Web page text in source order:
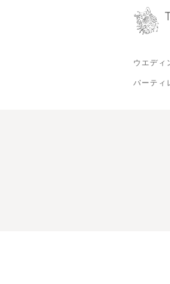
ウエディ
パーティ